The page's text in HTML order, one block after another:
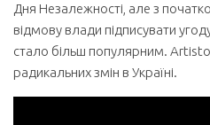
Дня Незалежності, але з
відмову влади підписувати
стало більш популярним. Artisto
радикальних змін в Україні.